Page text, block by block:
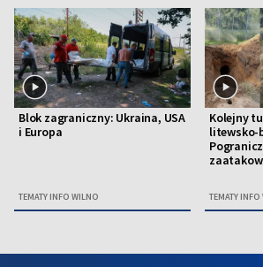
Blok zagraniczny: Ukraina, USA
i Europa
TEMATY INFO WILNO
Kolejny
litewsko-
TEMATY